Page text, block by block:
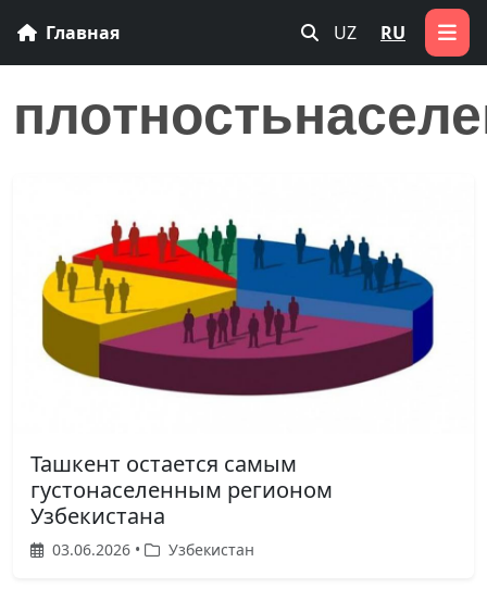
Главная UZ RU
Ташкент остается самым
густонаселенным регионом
Узбекистана
03.06.2026 • Узбекистан